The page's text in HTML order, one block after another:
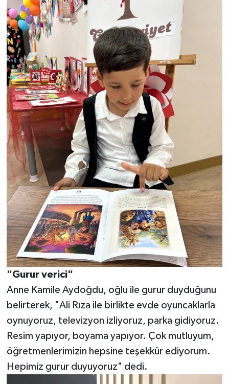
"Gurur verici"
Anne Kamile Aydoğdu, oğlu ile gurur duyduğunu
belirterek, "Ali Rıza ile birlikte evde oyuncaklarla
oynuyoruz, televizyon izliyoruz, parka gidiyoruz.
Resim yapıyor, boyama yapıyor. Çok mutluyum,
öğretmenlerimizin hepsine teşekkür ediyorum.
Hepimiz gurur duyuyoruz" dedi.